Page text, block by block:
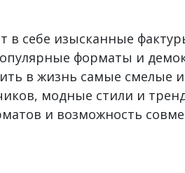
в себе изысканные
форматы и
в жизнь самые смелые
модные стили и
и возможность